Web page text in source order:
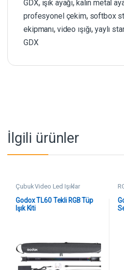
GDX, ışık ayağı, kalın metal
profesyonel çekim, softbox
ekipmanı, video ışığı,yaylı
GDX
İlgili ürünler
Çubuk Video Led Işıklar
Godox TL60 Tekli RGB Tüp
Işık Kiti